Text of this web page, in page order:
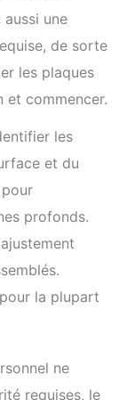
une
de sorte
les plaques
et commencer.
les
et du
profonds.
la plupart
ne
requises, le